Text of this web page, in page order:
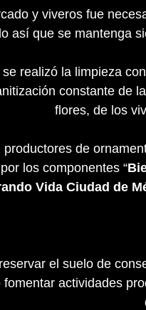
y viveros fue
así que se mantenga
realizó la limpieza
constante de
flores, de los
de
los componentes “
Vida Ciudad de
el suelo de
actividades